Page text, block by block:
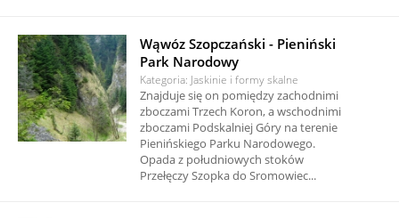
Wąwóz Szopczański - Pieniński
Park Narodowy
Kategoria: Jaskinie i formy skalne
Znajduje się on pomiędzy zachodnimi
zboczami Trzech Koron, a wschodnimi
zboczami Podskalniej Góry na terenie
Pienińskiego Parku Narodowego.
Opada z południowych stoków
Przełęczy Szopka do Sromowiec...